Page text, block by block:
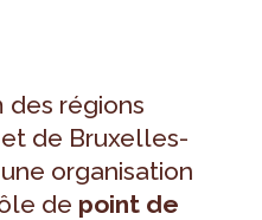
des régions
de Bruxelles-
organisation
de point de